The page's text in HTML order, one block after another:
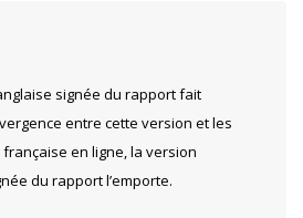
signée du rapport fait
entre cette version et les
en ligne, la version
du rapport l’emporte.